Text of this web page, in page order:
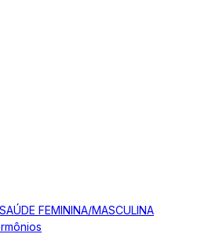
FEMININA/MASCULINA